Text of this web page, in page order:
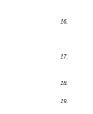
16.
17.
18.
19.